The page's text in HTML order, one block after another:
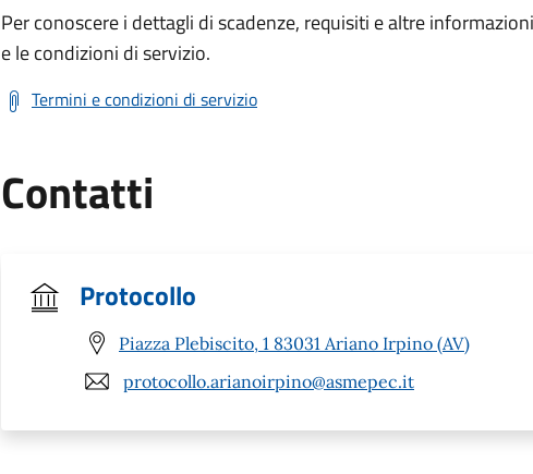
Per conoscere i dettagli di scadenze, requisiti e altre
e le condizioni di servizio.
Termini e condizioni di servizio
Contatti
Protocollo
Piazza Plebiscito, 1 83031 Ariano Irpino (AV)
protocollo.arianoirpino@asmepec.it